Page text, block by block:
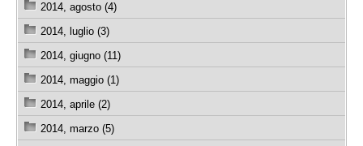
2014, agosto (4)
2014, luglio (3)
2014, giugno (11)
2014, maggio (1)
2014, aprile (2)
2014, marzo (5)